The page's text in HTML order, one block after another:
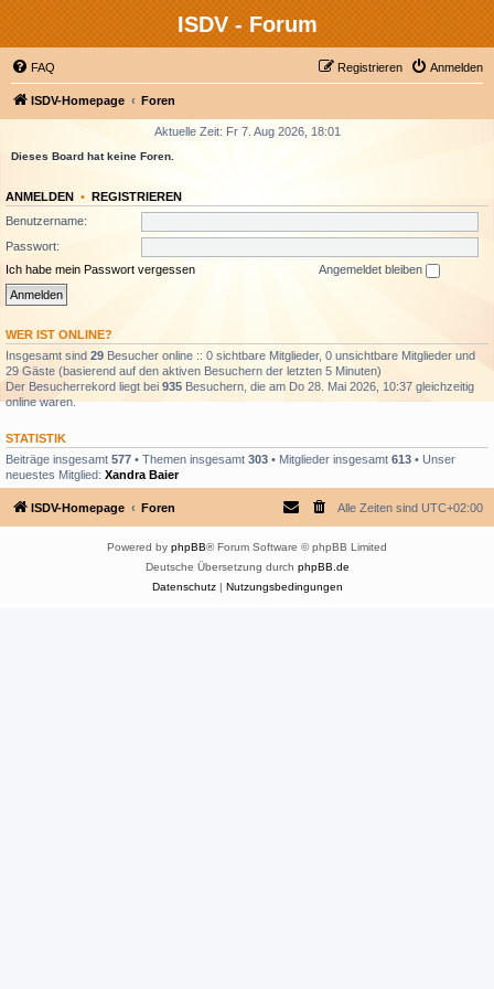
ISDV - Forum
FAQ Anmelden
Registrieren
ISDV-Homepage Foren
Aktuelle Zeit: Fr 7. Aug 2026, 18:01
Dieses Board hat keine Foren.
ANMELDEN • REGISTRIEREN
Benutzername:
Passwort:
Ich habe mein Passwort vergessen
Angemeldet bleiben
WER IST ONLINE?
Insgesamt sind 29 Besucher online :: 0 sichtbare Mitglieder, 0 unsichtbare Mitglieder und
29 Gäste (basierend auf den aktiven Besuchern der letzten 5 Minuten)
Der Besucherrekord liegt bei 935 Besuchern, die am Do 28. Mai 2026, 10:37 gleichzeitig
online waren.
STATISTIK
Beiträge insgesamt 577 • Themen insgesamt 303 • Mitglieder insgesamt 613 • Unser
neuestes Mitglied: Xandra Baier
ISDV-Homepage Foren Alle Zeiten sind UTC+02:00
Powered by phpBB® Forum Software © phpBB Limited
Deutsche Übersetzung durch phpBB.de
Datenschutz| Nutzungsbedingungen